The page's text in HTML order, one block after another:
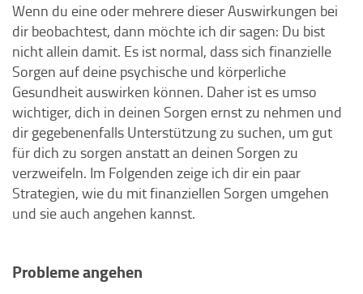
Wenn du eine oder mehrere dieser Auswirkungen bei
dir beobachtest, dann möchte ich dir sagen: Du bist
nicht allein damit. Es ist normal, dass sich finanzielle
Sorgen auf deine psychische und körperliche
Gesundheit auswirken können. Daher ist es umso
wichtiger, dich in deinen Sorgen ernst zu nehmen und
dir gegebenenfalls Unterstützung zu suchen, um gut
für dich zu sorgen anstatt an deinen Sorgen zu
verzweifeln. Im Folgenden zeige ich dir ein paar
Strategien, wie du mit finanziellen Sorgen umgehen
und sie auch angehen kannst.
Probleme angehen